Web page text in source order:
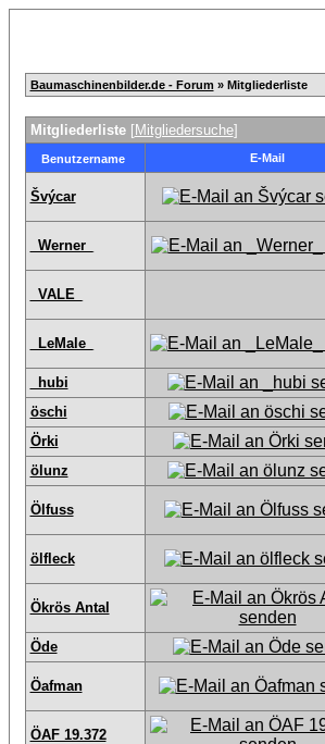
Baumaschinenbilder.de - Forum » Mitgliederliste
Mitgliederliste[Mitgliedersuche]
Benutzername E-Mail
Švýcar
_Werner_
_VALE_
_LeMale_
_hubi
öschi
Örki
ölunz
Ölfuss
ölfleck
Ökrös Antal
Öde
Öafman
ÖAF 19.372